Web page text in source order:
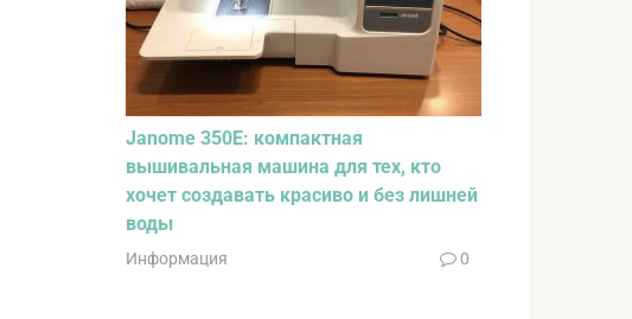
Janome 350E: компактная
вышивальная машина для тех, кто
хочет создавать красиво и без лишней
воды
Информация 0